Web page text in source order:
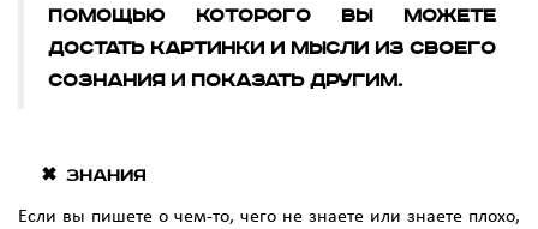
помощью которого вы можете
достать картинки и мысли из своего
сознания и показать другим.
Знания
Если вы пишете о чем-то, чего не знаете или знаете плохо,